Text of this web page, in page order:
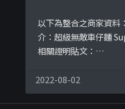
以下為整合之商家資料
介：超級無敵車仔麵
相關證明貼文：
es/posts/
2022-08-02